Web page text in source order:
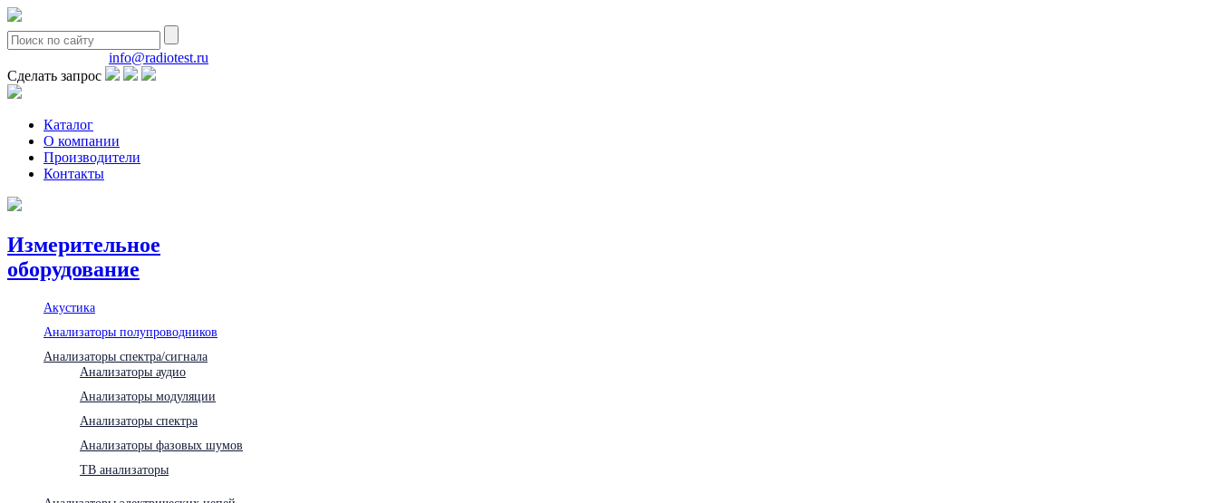
info@radiotest.ru
Сделать запрос
Каталог
О компании
Производители
Контакты
Измерительное
оборудование
Акустика
Анализаторы полупроводников
Анализаторы спектра/сигнала
Анализаторы аудио
Анализаторы модуляции
Анализаторы спектра
Анализаторы фазовых шумов
ТВ анализаторы